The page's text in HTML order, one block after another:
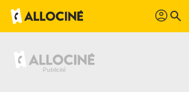
profil search